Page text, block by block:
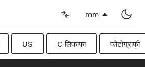
mm
US C लिफाफा फोटोग्राफी